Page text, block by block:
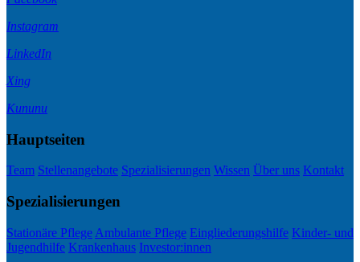
Instagram
LinkedIn
Xing
Kununu
Hauptseiten
Team Stellenangebote Spezialisierungen Wissen Über uns Kontakt
Spezialisierungen
Stationäre Pflege Ambulante Pflege Eingliederungshilfe Kinder- und
Jugendhilfe Krankenhaus Investor:innen